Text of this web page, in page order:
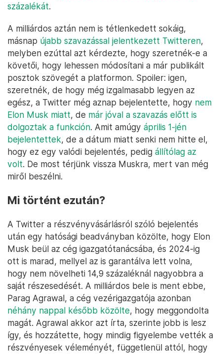
százalékát.
A milliárdos aztán nem is tétlenkedett sokáig,
másnap újabb szavazással jelentkezett Twitteren,
melyben ezúttal azt kérdezte, hogy szeretnék-e a
követői, hogy lehessen módosítani a már publikált
posztok szövegét a platformon. Spoiler: igen,
szeretnék, de hogy még izgalmasabb legyen az
egész, a Twitter még aznap bejelentette, hogy nem
Elon Musk miatt, de már jóval a szavazás előtt is
dolgoztak a funkción. Amit amúgy április 1-jén
bejelentettek, de a dátum miatt senki nem hitte el,
hogy ez egy valódi bejelentés, pedig állítólag az
volt. De most térjünk vissza Muskra, mert van még
miről beszélni.
Mi történt ezután?
A Twitter a részvényvásárlásról szóló bejelentés
után egy hatósági beadványban közölte, hogy Elon
Musk beül az cég igazgatótanácsába, és 2024-ig
ott is marad, mellyel az is garantálva lett volna,
hogy nem növelheti 14,9 százaléknál nagyobbra a
saját részesedését. A milliárdos bele is ment ebbe,
Parag Agrawal, a cég vezérigazgatója azonban
néhány nappal később közölte, hogy meggondolta
magát. Agrawal akkor azt írta, szerinte jobb is lesz
így, és hozzátette, hogy mindig figyelembe vették a
részvényesek véleményét, függetlenül attól, hogy